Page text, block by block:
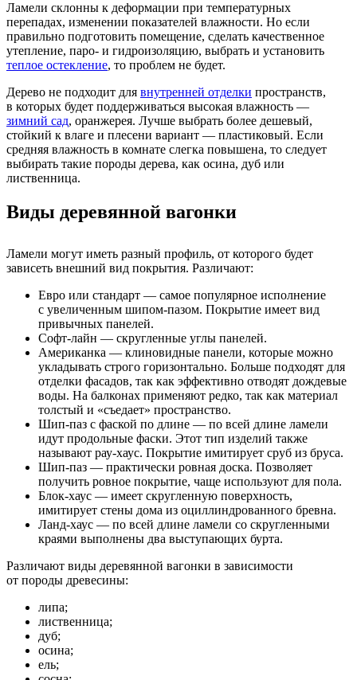
Ламели склонны к деформации при температурных
перепадах, изменении показателей влажности. Но если
правильно подготовить помещение, сделать качественное
утепление, паро- и гидроизоляцию, выбрать и установить
теплое остекление, то проблем не будет.
Дерево не подходит для внутренней отделки пространств,
в которых будет поддерживаться высокая влажность —
зимний сад, оранжерея. Лучше выбрать более дешевый,
стойкий к влаге и плесени вариант — пластиковый. Если
средняя влажность в комнате слегка повышена, то следует
выбирать такие породы дерева, как осина, дуб или
лиственница.
Виды деревянной вагонки
Ламели могут иметь разный профиль, от которого будет
зависеть внешний вид покрытия. Различают:
Евро или стандарт — самое популярное исполнение
с увеличенным шипом-пазом. Покрытие имеет вид
привычных панелей.
Софт-лайн — скругленные углы панелей.
Американка — клиновидные панели, которые можно
укладывать строго горизонтально. Больше подходят для
отделки фасадов, так как эффективно отводят дождевые
воды. На балконах применяют редко, так как материал
толстый и «съедает» пространство.
Шип-паз с фаской по длине — по всей длине ламели
идут продольные фаски. Этот тип изделий также
называют рау-хаус. Покрытие имитирует сруб из бруса.
Шип-паз — практически ровная доска. Позволяет
получить ровное покрытие, чаще используют для пола.
Блок-хаус — имеет скругленную поверхность,
имитирует стены дома из оциллиндрованного бревна.
Ланд-хаус — по всей длине ламели со скругленными
краями выполнены два выступающих бурта.
Различают виды деревянной вагонки в зависимости
от породы древесины:
липа;
лиственница;
дуб;
осина;
ель;